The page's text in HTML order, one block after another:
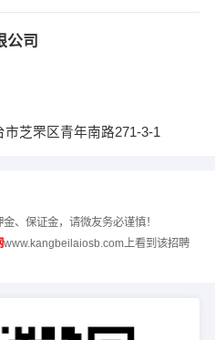
公司
市芝罘区青年南路271-3-1
、保证金，请微友务必谨慎！
www.kangbeilaiosb.com上看到该招聘